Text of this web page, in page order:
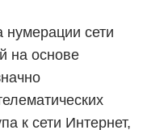
нумерации сети
на основе
к сети Интернет,